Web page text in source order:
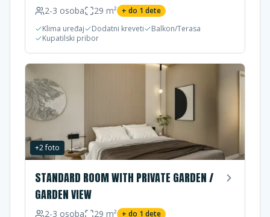
2-3 osoba 29 m² + do 1 dete
Klima uređaj
Dodatni kreveti
Balkon/Terasa
Kupatilski pribor
+2foto
STANDARD ROOM WITH PRIVATE GARDEN /
GARDEN VIEW
2-3 osoba 29 m² + do 1 dete